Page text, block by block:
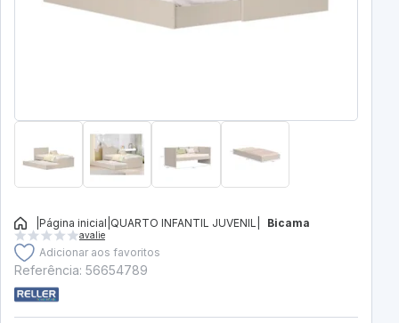
Página inicial QUARTO INFANTIL JUVENIL Bicama
avalie
Adicionar aos favoritos
Referência: 56654789